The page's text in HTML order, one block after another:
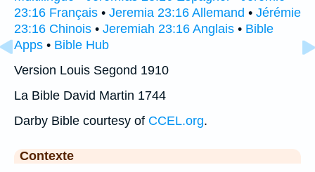
23:16 Français • Jeremia 23:16 Allemand • Jérémie
23:16 Chinois • Jeremiah 23:16 Anglais • Bible
Apps • Bible Hub
Version Louis Segond 1910
La Bible David Martin 1744
Darby Bible courtesy of CCEL.org.
Contexte